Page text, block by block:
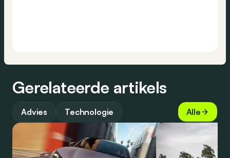
Gerelateerde artikels
Advies Technologie Alle